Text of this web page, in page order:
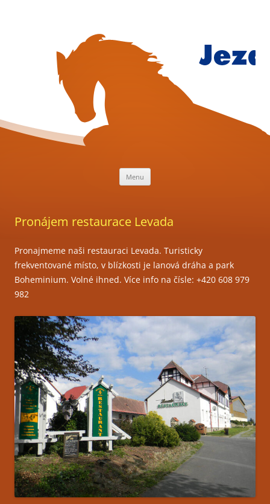
klub
Menu
Pronájem restaurace Levada
Pronajmeme naši restauraci Levada. Turisticky
frekventované místo, v blízkosti je lanová dráha a park
Boheminium. Volné ihned. Více info na čísle: +420 608 979
982